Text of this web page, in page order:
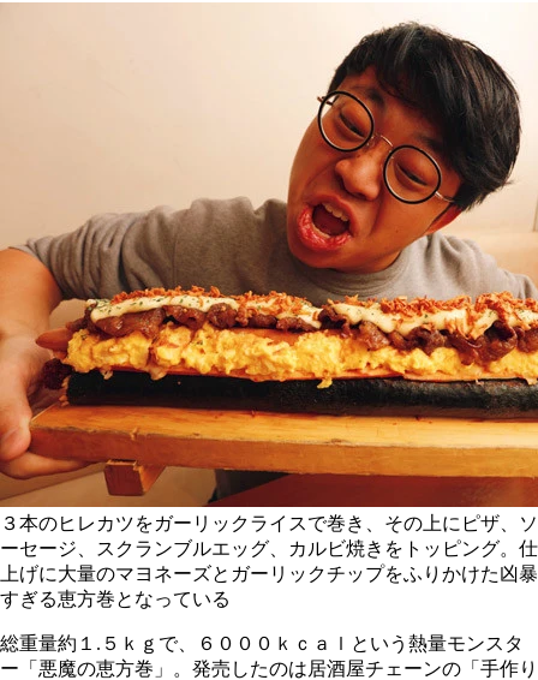
３本のヒレカツをガーリックライスで巻き、その上にピザ、ソ
ーセージ、スクランブルエッグ、カルビ焼きをトッピング。仕
上げに大量のマヨネーズとガーリックチップをふりかけた凶暴
すぎる恵方巻となっている
総重量約１.５ｋｇで、６０００ｋｃａｌという熱量モンスタ
ー「悪魔の恵方巻」。発売したのは居酒屋チェーンの「手作り